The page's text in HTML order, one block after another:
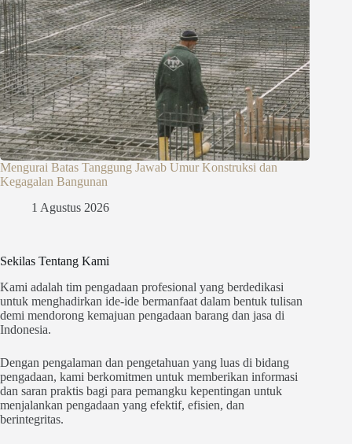
Mengurai Batas Tanggung Jawab Umur Konstruksi dan
Kegagalan Bangunan
1 Agustus 2026
Sekilas Tentang Kami
Kami adalah tim pengadaan profesional yang berdedikasi
untuk menghadirkan ide-ide bermanfaat dalam bentuk tulisan
demi mendorong kemajuan pengadaan barang dan jasa di
Indonesia.
Dengan pengalaman dan pengetahuan yang luas di bidang
pengadaan, kami berkomitmen untuk memberikan informasi
dan saran praktis bagi para pemangku kepentingan untuk
menjalankan pengadaan yang efektif, efisien, dan
berintegritas.